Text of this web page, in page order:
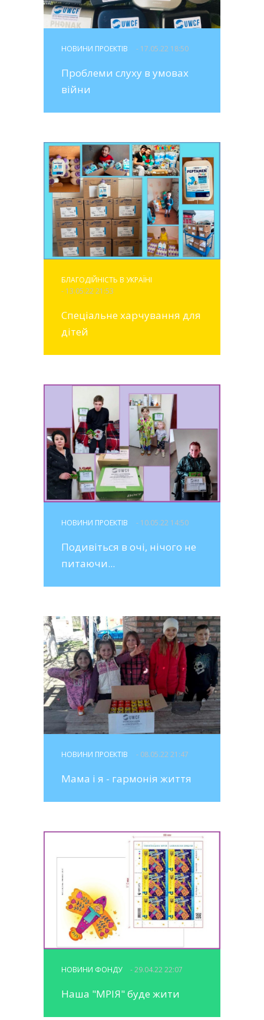
НОВИНИ ПРОЕКТІВ - 17.05.22 18:50
Проблеми слуху в умовах
війни
БЛАГОДІЙНІСТЬ В УКРАЇНІ
- 13.05.22 21:53
Спеціальне харчування для
дітей
НОВИНИ ПРОЕКТІВ - 10.05.22 14:50
Подивіться в очі, нічого не
питаючи...
НОВИНИ ПРОЕКТІВ - 08.05.22 21:47
Мама і я - гармонія життя
НОВИНИ ФОНДУ - 29.04.22 22:07
Наша "МРІЯ" буде жити